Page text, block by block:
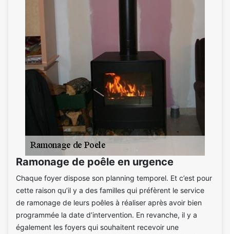
Ramonage de poêle en urgence
Chaque foyer dispose son planning temporel. Et c’est pour
cette raison qu’il y a des familles qui préfèrent le service
de ramonage de leurs poêles à réaliser après avoir bien
programmée la date d’intervention. En revanche, il y a
également les foyers qui souhaitent recevoir une